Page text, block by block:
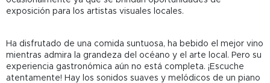
exposición para los artistas visuales locales.
Ha disfrutado de una comida suntuosa, ha bebido el mejor vino
mientras admira la grandeza del océano y el arte local. Pero su
experiencia gastronómica aún no está completa. ¡Escuche
atentamente! Hay los sonidos suaves y melódicos de un piano